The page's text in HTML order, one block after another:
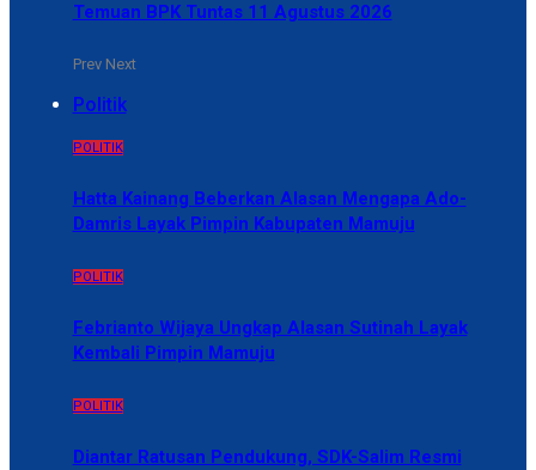
Temuan BPK Tuntas 11 Agustus 2026
Prev Next
Politik
POLITIK
Hatta Kainang Beberkan Alasan Mengapa Ado-
Damris Layak Pimpin Kabupaten Mamuju
POLITIK
Febrianto Wijaya Ungkap Alasan Sutinah Layak
Kembali Pimpin Mamuju
POLITIK
Diantar Ratusan Pendukung, SDK-Salim Resmi